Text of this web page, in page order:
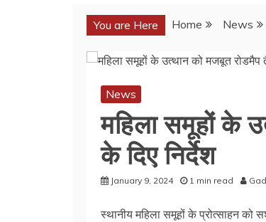
You are Here Home News
News
महिला समूहों के
के दिए निर्देश
January 9, 2024 1 min read
स्थानीय महिला समूहों के प्रोत्साहन